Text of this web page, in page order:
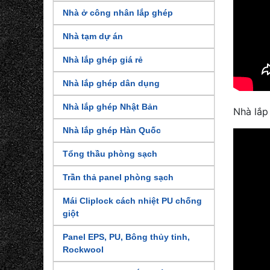
Nhà ở công nhân lắp ghép
Nhà tạm dự án
Nhà lắp ghép giá rẻ
Nhà lắp ghép dân dụng
Nhà lắp ghép Nhật Bản
Nhà lắp ghép Hàn Quốc
Tổng thầu phòng sạch
Trần thả panel phòng sạch
Mái Cliplock cách nhiệt PU chống
giột
Panel EPS, PU, Bông thủy tinh,
Rockwool
Nhà